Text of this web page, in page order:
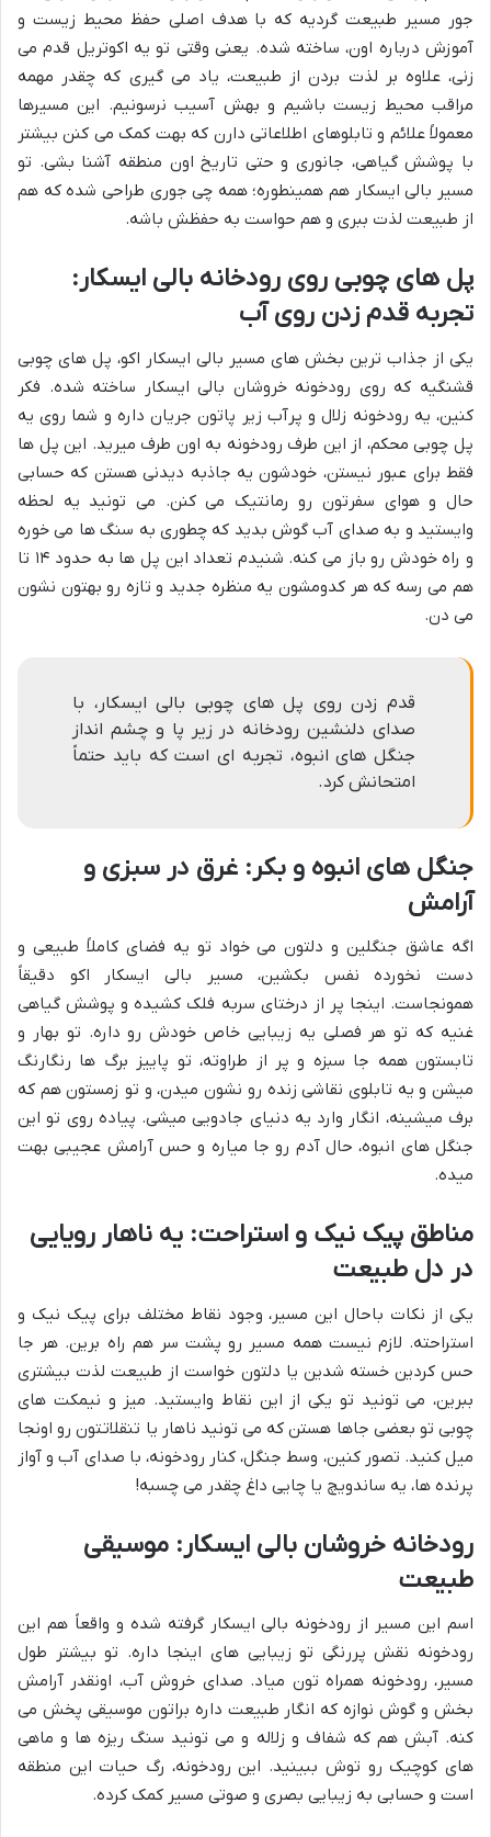
جور مسیر طبیعت گردیه که با هدف اصلی حفظ محیط زیست و
آموزش درباره اون، ساخته شده. یعنی وقتی تو یه اکوتریل قدم می
زنی، علاوه بر لذت بردن از طبیعت، یاد می گیری که چقدر مهمه
مراقب محیط زیست باشیم و بهش آسیب نرسونیم. این مسیرها
معمولاً علائم و تابلوهای اطلاعاتی دارن که بهت کمک می کنن بیشتر
با پوشش گیاهی، جانوری و حتی تاریخ اون منطقه آشنا بشی. تو
مسیر بالی ایسکار هم همینطوره؛ همه چی جوری طراحی شده که هم
از طبیعت لذت ببری و هم حواست به حفظش باشه.
پل های چوبی روی رودخانه بالی ایسکار:
تجربه قدم زدن روی آب
یکی از جذاب ترین بخش های مسیر بالی ایسکار اکو، پل های چوبی
قشنگیه که روی رودخونه خروشان بالی ایسکار ساخته شده. فکر
کنین، یه رودخونه زلال و پرآب زیر پاتون جریان داره و شما روی یه
پل چوبی محکم، از این طرف رودخونه به اون طرف میرید. این پل ها
فقط برای عبور نیستن، خودشون یه جاذبه دیدنی هستن که حسابی
حال و هوای سفرتون رو رمانتیک می کنن. می تونید یه لحظه
وایستید و به صدای آب گوش بدید که چطوری به سنگ ها می خوره
و راه خودش رو باز می کنه. شنیدم تعداد این پل ها به حدود ۱۴ تا
هم می رسه که هر کدومشون یه منظره جدید و تازه رو بهتون نشون
می دن.
قدم زدن روی پل های چوبی بالی ایسکار، با
صدای دلنشین رودخانه در زیر پا و چشم انداز
جنگل های انبوه، تجربه ای است که باید حتماً
امتحانش کرد.
جنگل های انبوه و بکر: غرق در سبزی و
آرامش
اگه عاشق جنگلین و دلتون می خواد تو یه فضای کاملاً طبیعی و
دست نخورده نفس بکشین، مسیر بالی ایسکار اکو دقیقاً
همونجاست. اینجا پر از درختای سربه فلک کشیده و پوشش گیاهی
غنیه که تو هر فصلی یه زیبایی خاص خودش رو داره. تو بهار و
تابستون همه جا سبزه و پر از طراوته، تو پاییز برگ ها رنگارنگ
میشن و یه تابلوی نقاشی زنده رو نشون میدن، و تو زمستون هم که
برف میشینه، انگار وارد یه دنیای جادویی میشی. پیاده روی تو این
جنگل های انبوه، حال آدم رو جا میاره و حس آرامش عجیبی بهت
میده.
مناطق پیک نیک و استراحت: یه ناهار رویایی
در دل طبیعت
یکی از نکات باحال این مسیر، وجود نقاط مختلف برای پیک نیک و
استراحته. لازم نیست همه مسیر رو پشت سر هم راه برین. هر جا
حس کردین خسته شدین یا دلتون خواست از طبیعت لذت بیشتری
ببرین، می تونید تو یکی از این نقاط وایستید. میز و نیمکت های
چوبی تو بعضی جاها هستن که می تونید ناهار یا تنقلاتتون رو اونجا
میل کنید. تصور کنین، وسط جنگل، کنار رودخونه، با صدای آب و آواز
پرنده ها، یه ساندویچ یا چایی داغ چقدر می چسبه!
رودخانه خروشان بالی ایسکار: موسیقی
طبیعت
اسم این مسیر از رودخونه بالی ایسکار گرفته شده و واقعاً هم این
رودخونه نقش پررنگی تو زیبایی های اینجا داره. تو بیشتر طول
مسیر، رودخونه همراه تون میاد. صدای خروش آب، اونقدر آرامش
بخش و گوش نوازه که انگار طبیعت داره براتون موسیقی پخش می
کنه. آبش هم که شفاف و زلاله و می تونید سنگ ریزه ها و ماهی
های کوچیک رو توش ببینید. این رودخونه، رگ حیات این منطقه
است و حسابی به زیبایی بصری و صوتی مسیر کمک کرده.